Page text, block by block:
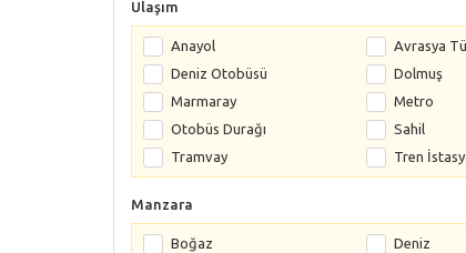
Ulaşım
Anayol Avrasya
Deniz Otobüsü
Dolmuş
Marmaray
Metro
Otobüs Durağı
Sahil
Tramvay
Tren
Manzara
Boğaz Deniz